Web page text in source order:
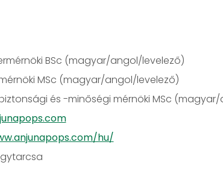
BSc (magyar/angol/levelező)
MSc (magyar/angol/levelező)
és -minőségi mérnöki MSc (magyar/
hu/